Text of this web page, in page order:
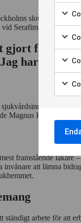
slott. Karl XV
Serafimerlasarettet
gjort flera
har väntat
för
Magnus Huss det
framstående
att lämna
ständigt arbete för att
för
till
av
för
till
av
för
för
till
för
för
av
för
till
för